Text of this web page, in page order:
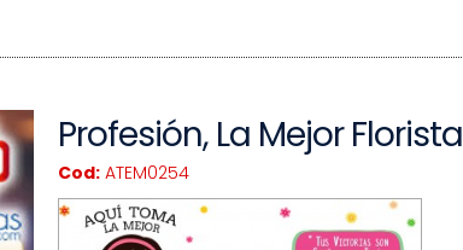
Profesión, La Mejor Florista
Cod: ATEM0254